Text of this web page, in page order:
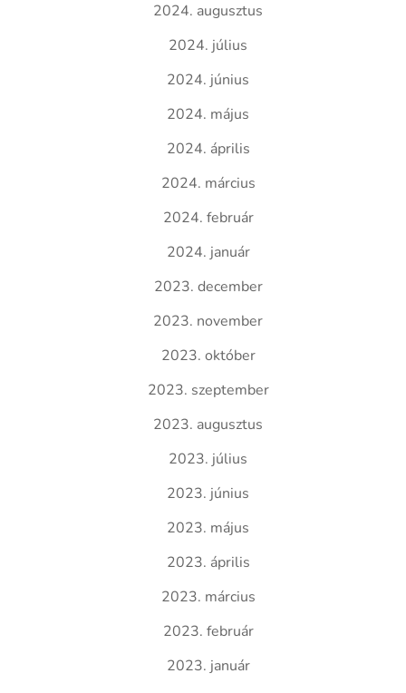
2024. augusztus
2024. július
2024. június
2024. május
2024. április
2024. március
2024. február
2024. január
2023. december
2023. november
2023. október
2023. szeptember
2023. augusztus
2023. július
2023. június
2023. május
2023. április
2023. március
2023. február
2023. január